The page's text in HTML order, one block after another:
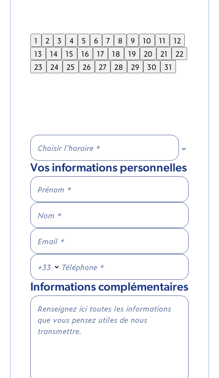
1 2 3 4 5 6 7 8 9 10 11
12
13
14 15 16 17 18 19 20 21
22
23
24 25 26 27 28 29 30 31
Choisir
Vos informations personnelles
+33
Informations complémentaires